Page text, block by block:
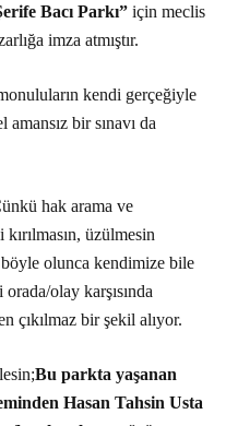
Bacı Parkı” için meclis
imza atmıştır.
kendi gerçeğiyle
bir sınavı da
hak arama ve
üzülmesin
böyle olunca kendimize bile
olay karşısında
çıkılmaz bir şekil alıyor.
Bu parkta yaşanan
Hasan Tahsin Usta